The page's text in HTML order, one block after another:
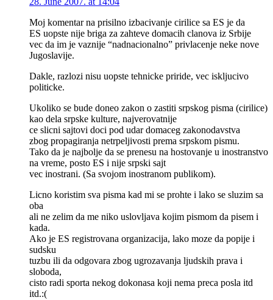
Moj komentar na prisilno izbacivanje cirilice sa ES je da
ES uopste nije briga za zahteve domacih clanova iz Srbije
vec da im je vaznije “nadnacionalno” privlacenje neke nove
Jugoslavije.
Dakle, razlozi nisu uopste tehnicke priride, vec iskljucivo
politicke.
Ukoliko se bude doneo zakon o zastiti srpskog pisma (cirilice)
kao dela srpske kulture, najverovatnije
ce slicni sajtovi doci pod udar domaceg zakonodavstva
zbog propagiranja netrpeljivosti prema srpskom pismu.
Tako da je najbolje da se prenesu na hostovanje u inostranstvo
na vreme, posto ES i nije srpski sajt
vec inostrani. (Sa svojom inostranom publikom).
Licno koristim sva pisma kad mi se prohte i lako se sluzim sa
oba
ali ne zelim da me niko uslovljava kojim pismom da pisem i
kada.
Ako je ES registrovana organizacija, lako moze da popije i
sudsku
tuzbu ili da odgovara zbog ugrozavanja ljudskih prava i
sloboda,
cisto radi sporta nekog dokonasa koji nema preca posla itd
itd.:(